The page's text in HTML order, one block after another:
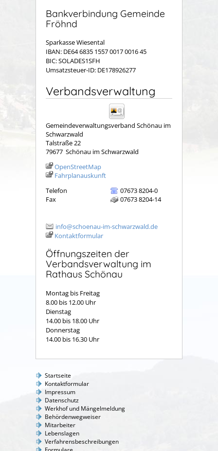
Bankverbindung Gemeinde
Fröhnd
Sparkasse Wiesental
IBAN: DE64 6835 1557 0017 0016 45
BIC: SOLADES1SFH
Umsatzsteuer-ID: DE178926277
Verbandsverwaltung
Gemeindeverwaltungsverband Schönau im
Schwarzwald
Talstraße 22
79677 Schönau im Schwarzwald
OpenStreetMap
Fahrplanauskunft
Telefon
07673 8204-0
Fax
07673 8204-14
info@schoenau-im-schwarzwald.de
Kontaktformular
Öffnungszeiten der
Verbandsverwaltung im
Rathaus Schönau
Montag bis Freitag
8.00 bis 12.00 Uhr
Dienstag
14.00 bis 18.00 Uhr
Donnerstag
14.00 bis 16.30 Uhr
Startseite
Kontaktformular
Impressum
Datenschutz
Werkhof und Mängelmeldung
Behördenwegweiser
Mitarbeiter
Lebenslagen
Verfahrensbeschreibungen